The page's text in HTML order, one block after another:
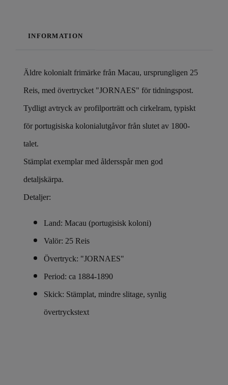
INFORMATION
Äldre kolonialt frimärke från Macau, ursprungligen 25
Reis, med övertrycket "JORNAES" för tidningspost.
Tydligt avtryck av profilporträtt och cirkelram, typiskt
för portugisiska kolonialutgåvor från slutet av 1800-
talet.
Stämplat exemplar med åldersspår men god
detaljskärpa.
Detaljer:
Land: Macau (portugisisk koloni)
Valör: 25 Reis
Övertryck: "JORNAES"
Period: ca 1884-1890
Skick: Stämplat, mindre slitage, synlig
övertryckstext